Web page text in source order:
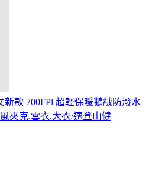
新款 700FPl 超輕保暖鵝絨防潑水
夾克.雪衣.大衣/適登山健